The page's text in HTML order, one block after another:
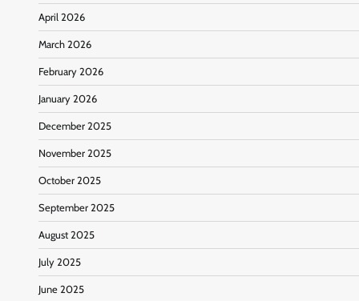
April 2026
March 2026
February 2026
January 2026
December 2025
November 2025
October 2025
September 2025
August 2025
July 2025
June 2025